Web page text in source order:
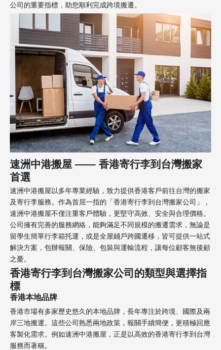
公司的重要指標，助您順利完成跨境搬遷。
速洲中港搬屋 —— 香港寄行李到台灣搬家
首選
速洲中港搬屋以多年專業經驗，致力提供香港客戶前往台灣的搬家
及寄行李服務。作為首屈一指的「香港寄行李到台灣搬家公司」，
速洲中港搬屋不僅注重客戶體驗，更堅守高效、安全與合理價格。
公司擁有完善的服務網絡，能夠滿足不同規模的搬遷需求，無論是
留學生簡單行李箱托運，或是全屋鋪戶跨國遷移，皆可提供一站式
解決方案，包辦報關、保險、包裝與運輸流程，讓每位顧客無後顧
之憂。
香港寄行李到台灣搬家公司的類型與選擇指
標
香港本地品牌
香港市場有多家歷史悠久的本地品牌，長年專注於跨境、國際及兩
岸三地搬運。這些公司熟悉兩地政策，報關手續簡便，更積極回應
客製化需求。例如速洲中港搬屋，正是以高效的香港寄行李到台灣
服務而著稱。